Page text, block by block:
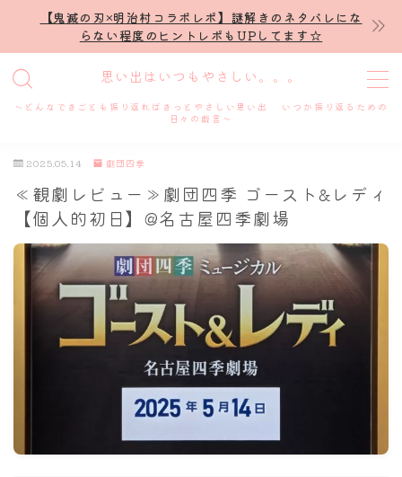
【鬼滅の刃×明治村コラボレポ】謎解きのネタバレにな
らない程度のヒントレポもUPしてます☆
思い出はいつもやさしい。。。
～どんなできごとも振り返ればきっとやさしい思い出 いつか振り返るための
日々の戯言～
MENU
プロフィール
謎解き
ホテル滞在記
舞台・ライブ
2025.05.14 劇団四季
≪観劇レビュー≫劇団四季 ゴースト&レディ
【個人的初日】@名古屋四季劇場